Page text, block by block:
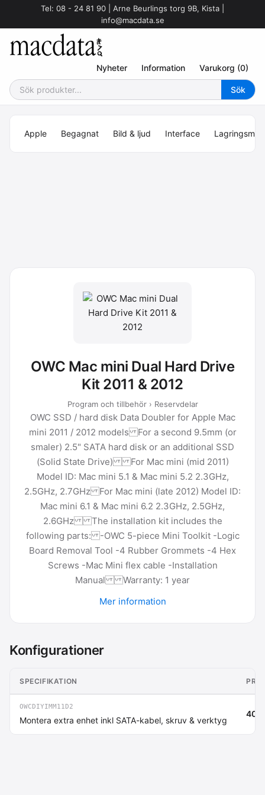
Tel: 08 - 24 81 90 | Arne Beurlings torg 9B, Kista |
info@macdata.se
Nyheter Information Varukorg (0)
Apple Begagnat Bild & ljud Interface
OWC Mac mini Dual Hard Drive
Kit 2011 & 2012
Program och tillbehör › Reservdelar
OWC SSD / hard disk Data Doubler for Apple Mac
mini 2011 / 2012 models For a second 9.5mm (or
smaler) 2.5" SATA hard disk or an additional SSD
(Solid State Drive) For Mac mini (mid 2011)
Model ID: Mac mini 5.1 & Mac mini 5.2 2.3GHz,
2.5GHz, 2.7GHz For Mac mini (late 2012) Model ID:
Mac mini 6.1 & Mac mini 6.2 2.3GHz, 2.5GHz,
2.6GHz The installation kit includes the
following parts: -OWC 5-piece Mini Toolkit -Logic
Board Removal Tool -4 Rubber Grommets -4 Hex
Screws -Mac Mini flex cable -Installation
Manual Warranty: 1 year
Mer information
Konfigurationer
SPECIFIKATION
OWCDIYIMM11D2
Montera extra enhet inkl SATA-kabel, skruv & verktyg
409